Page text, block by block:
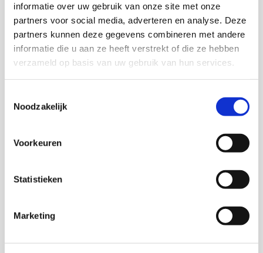
informatie over uw gebruik van onze site met onze
partners voor social media, adverteren en analyse. Deze
partners kunnen deze gegevens combineren met andere
informatie die u aan ze heeft verstrekt of die ze hebben
verzameld op basis van uw gebruik van hun services.
Noodzakelijk
Voorkeuren
Statistieken
Marketing
Met medewerking van
Anneke Brock
L. Janssen Lok